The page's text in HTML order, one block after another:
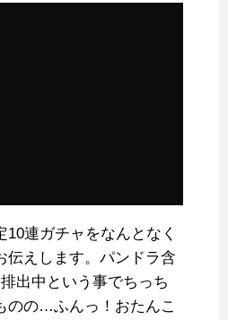
連ガチャをなんとなく
伝えします。パンドラ含
出中という事でちっち
のの…ふんっ！おたんこ